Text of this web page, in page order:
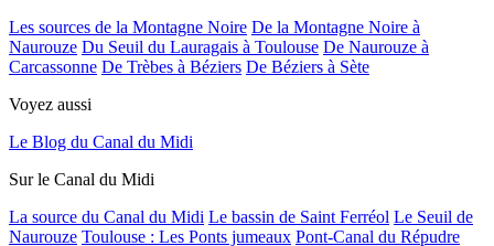
Les sources de la Montagne Noire De la Montagne Noire à
Naurouze Du Seuil du Lauragais à Toulouse De Naurouze à
Carcassonne De Trèbes à Béziers De Béziers à Sète
Voyez aussi
Le Blog du Canal du Midi
Sur le Canal du Midi
La source du Canal du Midi Le bassin de Saint Ferréol Le Seuil de
Naurouze Toulouse : Les Ponts jumeaux Pont-Canal du Répudre